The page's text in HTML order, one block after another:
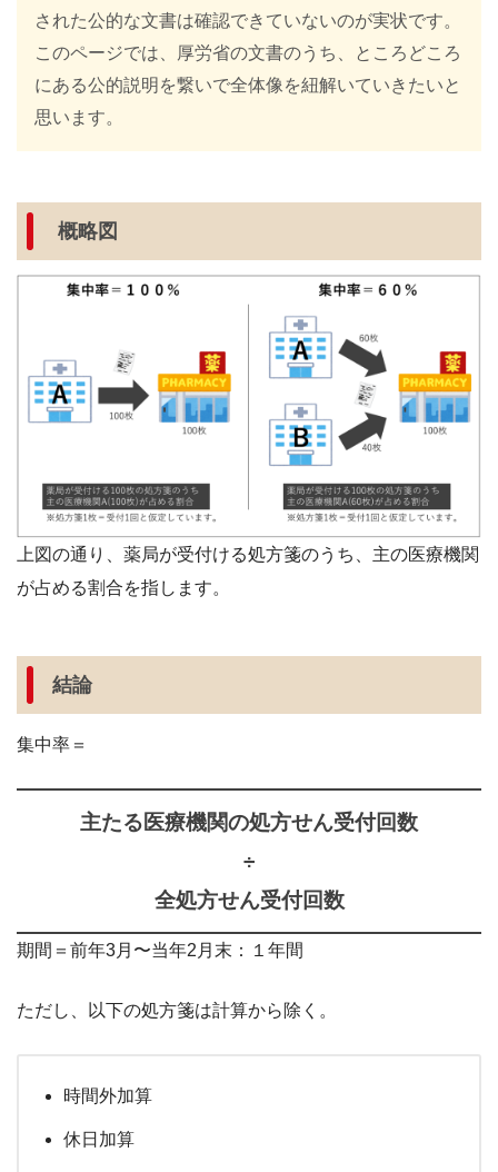
された公的な文書は確認できていないのが実状です。
このページでは、厚労省の文書のうち、ところどころ
にある公的説明を繋いで全体像を紐解いていきたいと
思います。
概略図
上図の通り、薬局が受付ける処方箋のうち、主の医療機関
が占める割合を指します。
結論
集中率＝
主たる医療機関の処方せん受付回数
÷
全処方せん受付回数
期間＝前年3月〜当年2月末：１年間
ただし、以下の処方箋は計算から除く。
時間外加算
休日加算